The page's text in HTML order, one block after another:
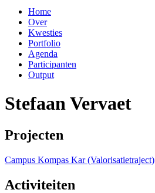
Home
Over
Kwesties
Portfolio
Agenda
Participanten
Output
Stefaan Vervaet
Projecten
Campus Kompas Kar (Valorisatietraject)
Activiteiten